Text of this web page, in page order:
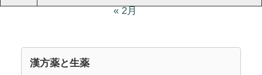
« 2月
漢方薬と生薬